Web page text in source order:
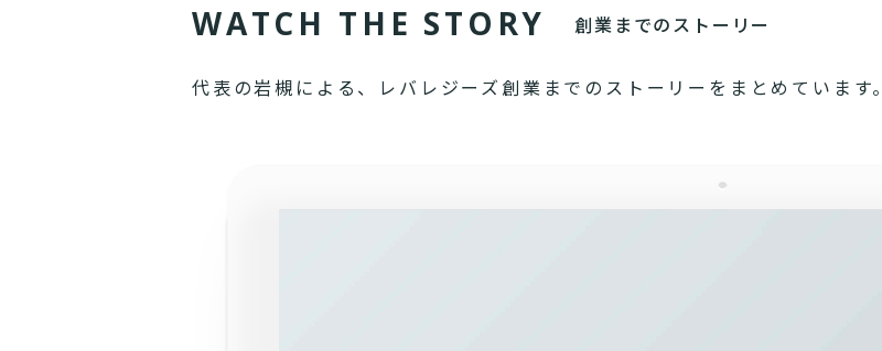
WATC H T H E STO RY 創業までのストーリー
代表の岩槻による、レバレジーズ創業までのストーリーをまとめています。